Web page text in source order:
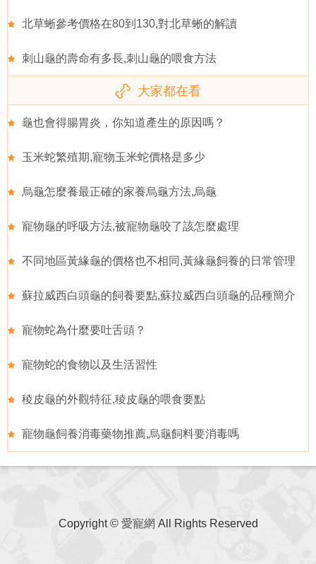
北草蜥參考價格在80到130,對北草蜥的解讀
刺山龜的壽命有多長,刺山龜的喂食方法
大家都在看
龜也會得腸胃炎，你知道產生的原因嗎？
玉米蛇繁殖期,寵物玉米蛇價格是多少
烏龜怎麼養最正確的家養烏龜方法,烏龜
寵物龜的呼吸方法,被寵物龜咬了該怎麼處理
不同地區黃緣龜的價格也不相同,黃緣龜飼養的日常管理
蘇拉威西白頭龜的飼養要點,蘇拉威西白頭龜的品種簡介
寵物蛇為什麼要吐舌頭？
寵物蛇的食物以及生活習性
稜皮龜的外觀特征,稜皮龜的喂食要點
寵物龜飼養消毒藥物推薦,烏龜飼料要消毒嗎
Copyright © 愛寵網 All Rights Reserved